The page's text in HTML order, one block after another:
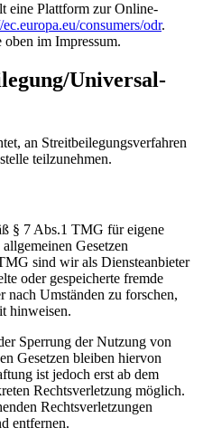
eine Plattform zur Online-
consumers/odr.
im Impressum.
Universal­
an Streitbeilegungsverfahren
teilzunehmen.
§ 7 Abs.1 TMG für eigene
Gesetzen
sind wir als Diensteanbieter
oder gespeicherte fremde
nach Umständen zu forschen,
hinweisen.
Sperrung der Nutzung von
Gesetzen bleiben hiervon
ist jedoch erst ab dem
Rechtsverletzung möglich.
Rechtsverletzungen
entfernen.